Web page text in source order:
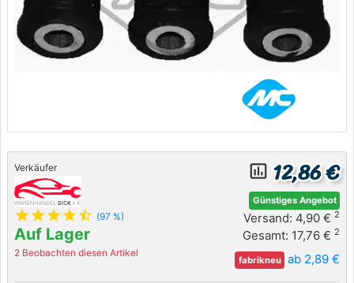
Verkäufer
star star star star star_half (97 %)
Auf Lager
2 Beobachten diesen Artikel
insert_chart_outlined 12,86 €
Günstiges Angebot
Versand: 4,90 € 2
Gesamt: 17,76 € 2
fabrikneu ab 2,89 €